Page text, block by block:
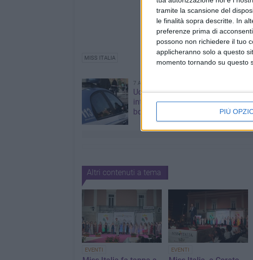
tramite la scansione del
le finalità sopra descritte. In
preferenze prima di
possono non richiedere il tuo
applicheranno solo a questo
momento tornando su questo
PIÙ
MISS ITALIA
7 AGOSTO 2026
Uomo fermato in via Porta Pia:
intervento lampo degli agenti in
borghese
Altri contenuti a tema
EVENTI EVENTI